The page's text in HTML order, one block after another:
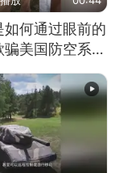
如何通过眼前的
美国防空系统